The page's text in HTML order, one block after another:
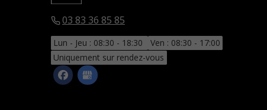
03 83 36 85 85
Lun - Jeu : 08:30 - 18:30
Ven : 08:30 - 17:00
Uniquement sur rendez-vous